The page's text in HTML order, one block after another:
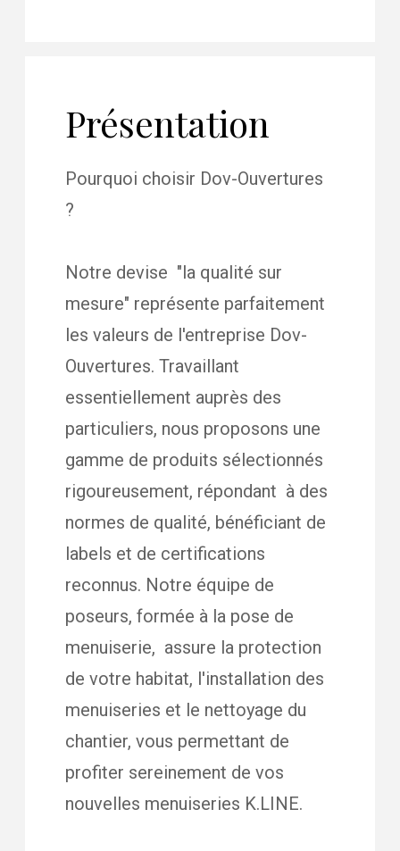
Présentation
Pourquoi choisir Dov-Ouvertures
?
Notre devise "la qualité sur
mesure" représente parfaitement
les valeurs de l'entreprise Dov-
Ouvertures. Travaillant
essentiellement auprès des
particuliers, nous proposons une
gamme de produits sélectionnés
rigoureusement, répondant à des
normes de qualité, bénéficiant de
labels et de certifications
reconnus. Notre équipe de
poseurs, formée à la pose de
menuiserie, assure la protection
de votre habitat, l'installation des
menuiseries et le nettoyage du
chantier, vous permettant de
profiter sereinement de vos
nouvelles menuiseries K.LINE.